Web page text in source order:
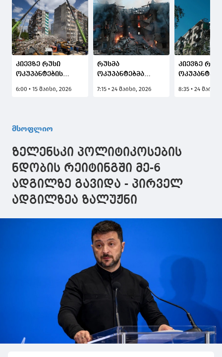
კიევზე რუსი
ოკუპანტების
დაღუპულთა
6:00 • 15 მაისი, 2026
რუსმა
ოკუპანტებმა
ბალისტიკური
7:15 • 24 მაისი, 2026
კიევზე
8:35 • 24 მაისი,
მსოფლიო
ზელენსკი პოლიტიკოსების
ნდობის რეიტინგში მე-6
ადგილზე გავიდა - პირველ
ადგილზეა ზალუჟნი